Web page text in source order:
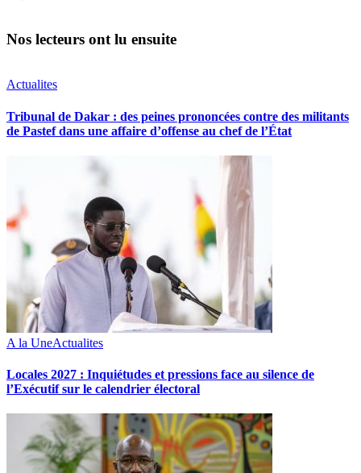
Nos lecteurs ont lu ensuite
Actualites
Tribunal de Dakar : des peines prononcées contre des militants
de Pastef dans une affaire d’offense au chef de l’État
A la UneActualites
Locales 2027 : Inquiétudes et pressions face au silence de
l’Exécutif sur le calendrier électoral